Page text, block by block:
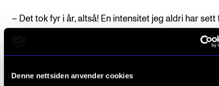
Denne nettsiden anvender cookies
– Det tok fyr i år, altså! En intensitet jeg aldri har sett